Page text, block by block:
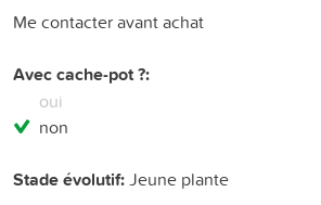
Me contacter avant achat
Avec cache-pot ?:
oui
non
Stade évolutif:Jeune plante